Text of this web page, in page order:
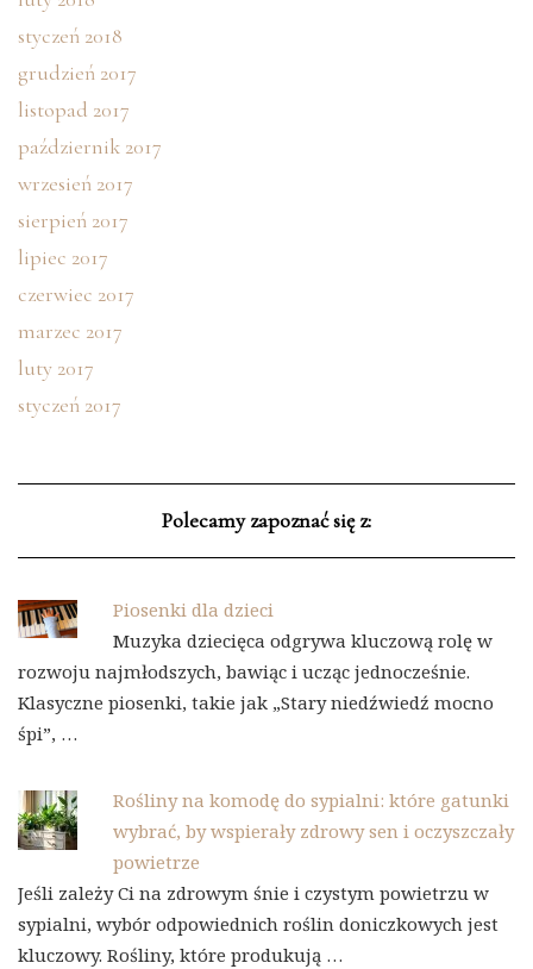
styczeń 2018
grudzień 2017
listopad 2017
październik 2017
wrzesień 2017
sierpień 2017
lipiec 2017
czerwiec 2017
marzec 2017
luty 2017
styczeń 2017
Polecamy zapoznać się z:
Piosenki dla dzieci
Muzyka dziecięca odgrywa kluczową rolę w
rozwoju najmłodszych, bawiąc i ucząc jednocześnie.
Klasyczne piosenki, takie jak „Stary niedźwiedź mocno
śpi”, …
Rośliny na komodę do sypialni: które gatunki
wybrać, by wspierały zdrowy sen i oczyszczały
powietrze
Jeśli zależy Ci na zdrowym śnie i czystym powietrzu w
sypialni, wybór odpowiednich roślin doniczkowych jest
kluczowy. Rośliny, które produkują …